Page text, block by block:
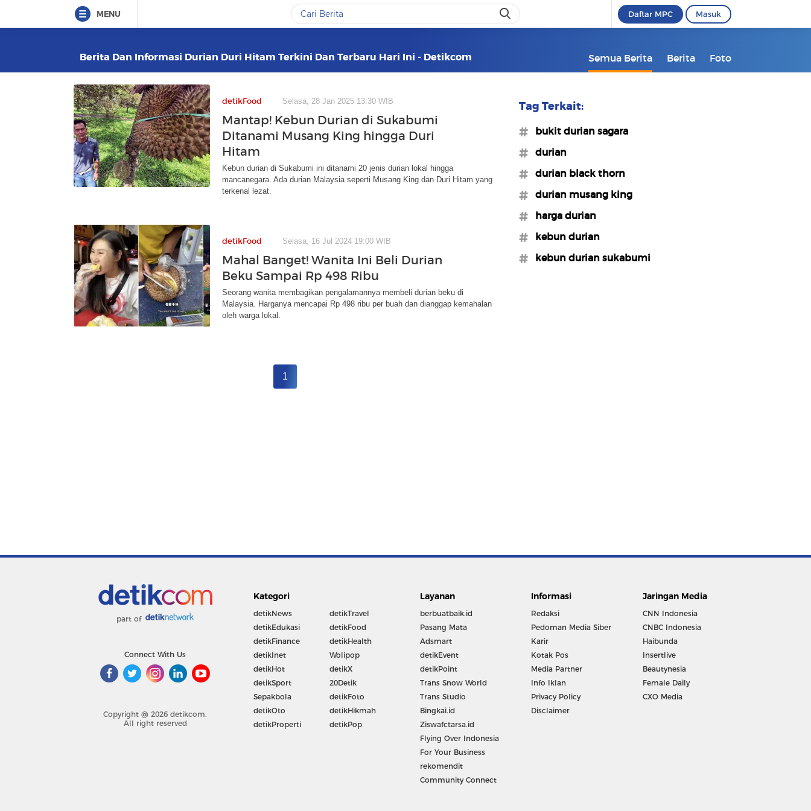
MENU Daftar MPC Masuk
Berita Dan Informasi Durian Duri Hitam Terkini Dan Terbaru Hari Ini - Detikcom Semua Berita Berita Foto
detikFood Selasa, 28 Jan 2025 13:30 WIB
Mantap! Kebun Durian di Sukabumi
Ditanami Musang King hingga Duri
Hitam
Kebun durian di Sukabumi ini ditanami 20 jenis durian lokal hingga
mancanegara. Ada durian Malaysia seperti Musang King dan Duri Hitam yang
terkenal lezat.
detikFood Selasa, 16 Jul 2024 19:00 WIB
Mahal Banget! Wanita Ini Beli Durian
Beku Sampai Rp 498 Ribu
Seorang wanita membagikan pengalamannya membeli durian beku di
Malaysia. Harganya mencapai Rp 498 ribu per buah dan dianggap kemahalan
oleh warga lokal.
1
Tag Terkait:
#bukit durian sagara
#durian
#durian black thorn
#durian musang king
#harga durian
#kebun durian
#kebun durian sukabumi
part of
Connect With Us
Copyright @ 2026 detikcom.
All right reserved
Kategori
detikNews
detikEdukasi
detikFinance
detikInet
detikHot
detikSport
Sepakbola
detikOto
detikProperti
detikTravel
detikFood
detikHealth
Wolipop
detikX
20Detik
detikFoto
detikHikmah
detikPop
Layanan
berbuatbaik.id
Pasang Mata
Adsmart
detikEvent
detikPoint
Trans Snow World
Trans Studio
Bingkai.id
Ziswafctarsa.id
Flying Over Indonesia
For Your Business
rekomendit
Community Connect
Informasi
Redaksi
Pedoman Media Siber
Karir
Kotak Pos
Media Partner
Info Iklan
Privacy Policy
Disclaimer
Jaringan Media
CNN Indonesia
CNBC Indonesia
Haibunda
Insertlive
Beautynesia
Female Daily
CXO Media